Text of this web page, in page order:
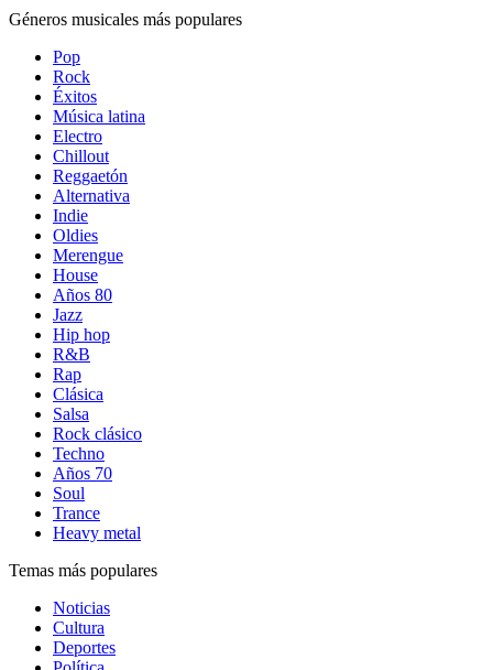
Géneros musicales más populares
Pop
Rock
Éxitos
Música latina
Electro
Chillout
Reggaetón
Alternativa
Indie
Oldies
Merengue
House
Años 80
Jazz
Hip hop
R&B
Rap
Clásica
Salsa
Rock clásico
Techno
Años 70
Soul
Trance
Heavy metal
Temas más populares
Noticias
Cultura
Deportes